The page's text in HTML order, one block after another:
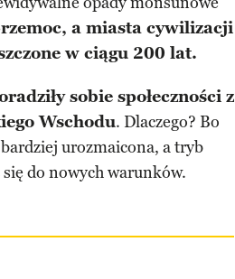
a miasta cywilizacji
w ciągu 200 lat.
sobie społeczności z
Wschodu. Dlaczego? Bo
bardziej urozmaicona, a tryb
się do nowych warunków.